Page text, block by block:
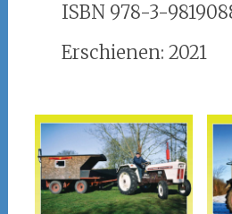
ISBN 978-3-
Erschienen: 2021